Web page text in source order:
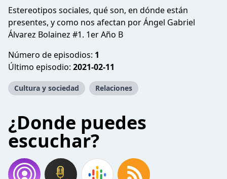
Estereotipos sociales, qué son, en dónde están
presentes, y como nos afectan por Ángel Gabriel
Álvarez Bolainez #1. 1er Año B
Número de episodios: 1
Último episodio: 2021-02-11
Cultura y sociedad Relaciones
¿Donde puedes
escuchar?